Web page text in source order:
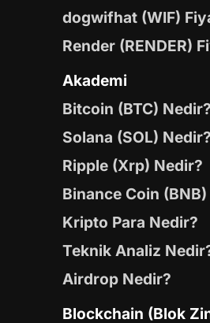
dogwifhat (WIF)
Render (RENDER)
Akademi
Bitcoin (BTC) Nedir?
Solana (SOL) Nedir?
Ripple (Xrp) Nedir?
Binance Coin
Kripto Para Nedir?
Teknik Analiz
Airdrop Nedir?
Blockchain (Blok